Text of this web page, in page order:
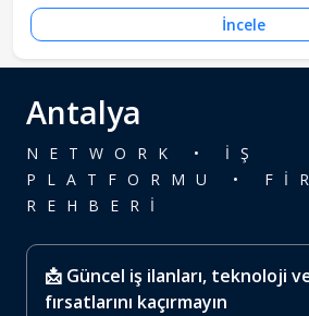
İncele
Antalya
NETWORK • İŞ
PLATFORMU •
REHBERİ
📩 Güncel iş ilanları, teknoloji
fırsatlarını kaçırmayın